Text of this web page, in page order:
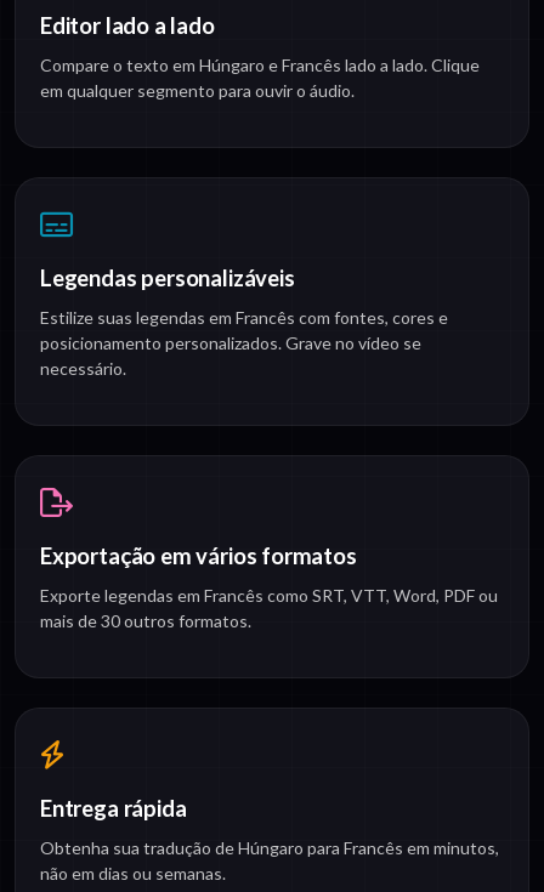
Editor lado a lado
Compare o texto em Húngaro e Francês lado a lado. Clique
em qualquer segmento para ouvir o áudio.
Legendas personalizáveis
Estilize suas legendas em Francês com fontes, cores e
posicionamento personalizados. Grave no vídeo se
necessário.
Exportação em vários formatos
Exporte legendas em Francês como SRT, VTT, Word, PDF ou
mais de 30 outros formatos.
Entrega rápida
Obtenha sua tradução de Húngaro para Francês em minutos,
não em dias ou semanas.